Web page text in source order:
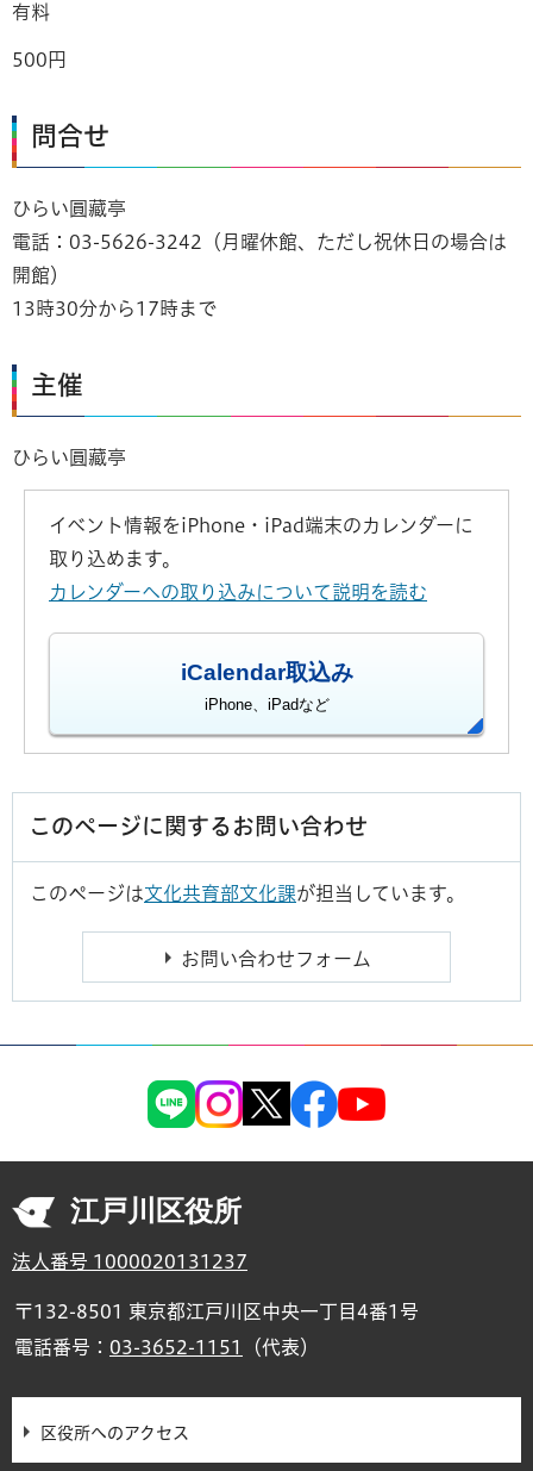
有料
500円
問合せ
ひらい圓藏亭
電話：03-5626-3242（月曜休館、ただし祝休日の場合は
開館）
13時30分から17時まで
主催
ひらい圓藏亭
イベント情報をiPhone・iPad端末のカレンダーに
取り込めます。
カレンダーへの取り込みについて説明を読む
iCalendar取込み
iPhone、iPadなど
このページに関するお問い合わせ
このページは文化共育部文化課が担当しています。
江戸川区役所
法人番号 1000020131237
〒132-8501 東京都江戸川区中央一丁目4番1号
電話番号： 03-3652-1151 （代表）
区役所へのアクセス